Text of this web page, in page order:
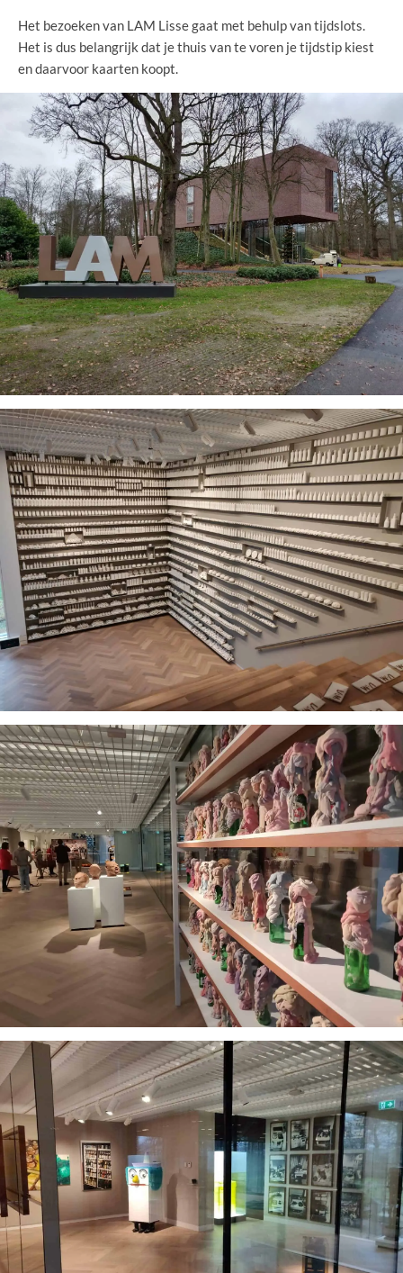
Het bezoeken van LAM Lisse gaat met behulp van tijdslots.
Het is dus belangrijk dat je thuis van te voren je tijdstip kiest
en daarvoor kaarten koopt.